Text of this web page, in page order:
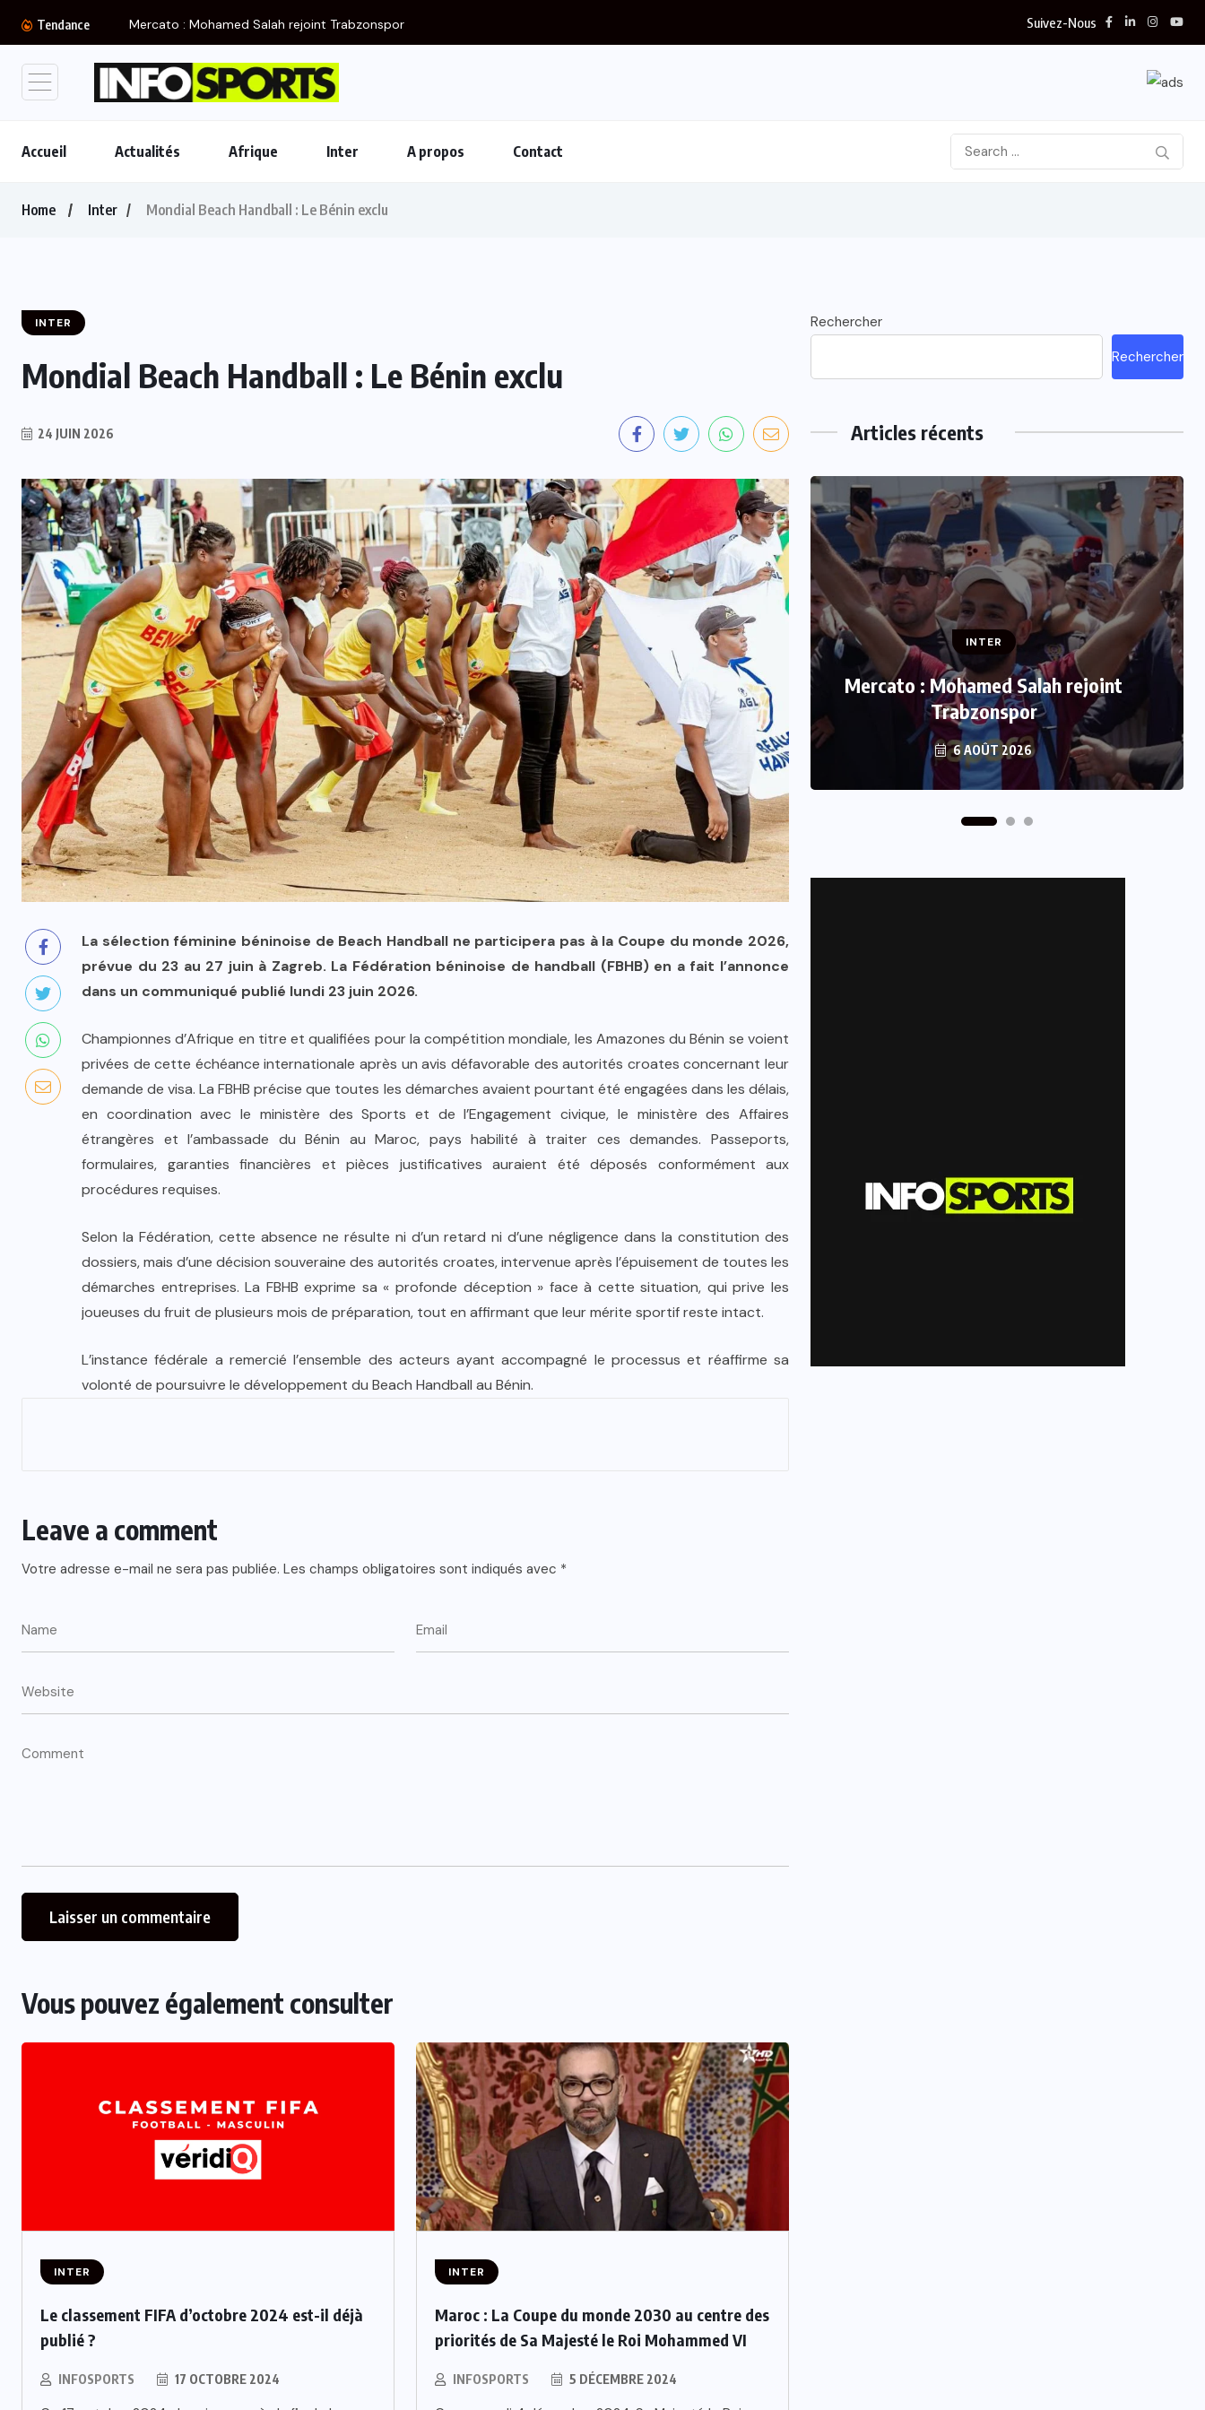
Tendance Mercato : Mohamed Salah rejoint Trabzonspor Suivez-Nous
Accueil Actualités Afrique Inter A propos Contact
Home Inter Mondial Beach Handball : Le Bénin exclu
INTER
Mondial Beach Handball : Le Bénin exclu
24 JUIN 2026
La sélection féminine béninoise de Beach Handball ne participera pas à la Coupe du monde 2026,
prévue du 23 au 27 juin à Zagreb. La Fédération béninoise de handball (FBHB) en a fait l’annonce
dans un communiqué publié lundi 23 juin 2026.
Championnes d’Afrique en titre et qualifiées pour la compétition mondiale, les Amazones du Bénin se voient
privées de cette échéance internationale après un avis défavorable des autorités croates concernant leur
demande de visa. La FBHB précise que toutes les démarches avaient pourtant été engagées dans les délais,
en coordination avec le ministère des Sports et de l’Engagement civique, le ministère des Affaires
étrangères et l’ambassade du Bénin au Maroc, pays habilité à traiter ces demandes. Passeports,
formulaires, garanties financières et pièces justificatives auraient été déposés conformément aux
procédures requises.
Selon la Fédération, cette absence ne résulte ni d’un retard ni d’une négligence dans la constitution des
dossiers, mais d’une décision souveraine des autorités croates, intervenue après l’épuisement de toutes les
démarches entreprises. La FBHB exprime sa « profonde déception » face à cette situation, qui prive les
joueuses du fruit de plusieurs mois de préparation, tout en affirmant que leur mérite sportif reste intact.
L’instance fédérale a remercié l’ensemble des acteurs ayant accompagné le processus et réaffirme sa
volonté de poursuivre le développement du Beach Handball au Bénin.
Leave a comment
Votre adresse e-mail ne sera pas publiée. Les champs obligatoires sont indiqués avec *
Vous pouvez également consulter
INTER
Le classement FIFA d’octobre 2024 est-il déjà
publié ?
INFOSPORTS 17 OCTOBRE 2024
INTER
Maroc : La Coupe du monde 2030 au centre des
priorités de Sa Majesté le Roi Mohammed VI
INFOSPORTS 5 DÉCEMBRE 2024
Rechercher
Rechercher
Articles récents
INTER
Crise à la FIFA : Le Maroc garde le
cap malgré les turbulences
6 AOÛT 2026
INTER
Mercato : Mohamed Salah rejoint
Trabzonspor
6 AOÛT 2026
INTER
Mercato : Le Real Madrid s’offre
Yan Diomandé pour 140 M€
6 AOÛT 2026